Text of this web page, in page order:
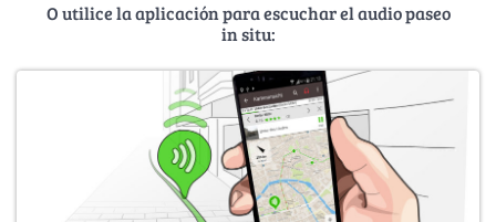
O utilice la aplicación para escuchar el audio paseo
in situ: